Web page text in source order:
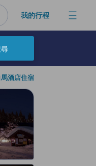
我的行程
。請重覆相同步驟以選
酒店住宿